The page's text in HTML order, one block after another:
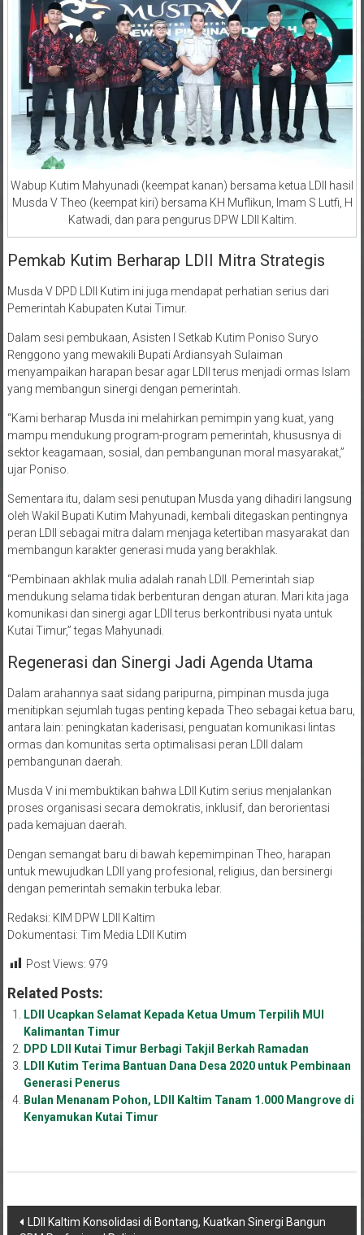
Wabup Kutim Mahyunadi (keempat kanan) bersama ketua LDII hasil
Musda V Theo (keempat kiri) bersama KH Muflikun, Imam S Lutfi, H
Katwadi, dan para pengurus DPW LDII Kaltim.
Pemkab Kutim Berharap LDII Mitra Strategis
Pemerintah Kabupaten Kutai Timur.
Renggono yang mewakili Bupati Ardiansyah Sulaiman
menyampaikan harapan besar agar LDII terus menjadi ormas Islam
yang membangun sinergi dengan pemerintah.
mampu mendukung program-program pemerintah, khususnya di
sektor keagamaan, sosial, dan pembangunan moral masyarakat,”
ujar Poniso.
oleh Wakil Bupati Kutim Mahyunadi, kembali ditegaskan pentingnya
peran LDII sebagai mitra dalam menjaga ketertiban masyarakat dan
membangun karakter generasi muda yang berakhlak.
mendukung selama tidak berbenturan dengan aturan. Mari kita jaga
komunikasi dan sinergi agar LDII terus berkontribusi nyata untuk
Kutai Timur,” tegas Mahyunadi.
menitipkan sejumlah tugas penting kepada Theo sebagai ketua baru,
antara lain: peningkatan kaderisasi, penguatan komunikasi lintas
ormas dan komunitas serta optimalisasi peran LDII dalam
pembangunan daerah.
proses organisasi secara demokratis, inklusif, dan berorientasi
pada kemajuan daerah.
untuk mewujudkan LDII yang profesional, religius, dan bersinergi
dengan pemerintah semakin terbuka lebar.
Dokumentasi: Tim Media LDII Kutim
LDII Ucapkan Selamat Kepada Ketua Umum Terpilih MUI
Kalimantan Timur
DPD LDII Kutai Timur Berbagi Takjil Berkah Ramadan
LDII Kutim Terima Bantuan Dana Desa 2020 untuk Pembinaan
Generasi Penerus
Bulan Menanam Pohon, LDII Kaltim Tanam 1.000 Mangrove di
Kenyamukan Kutai Timur
Navigasi
LDII Kaltim Konsolidasi di Bontang, Kuatkan Sinergi Bangun
SDM Profesional Religius